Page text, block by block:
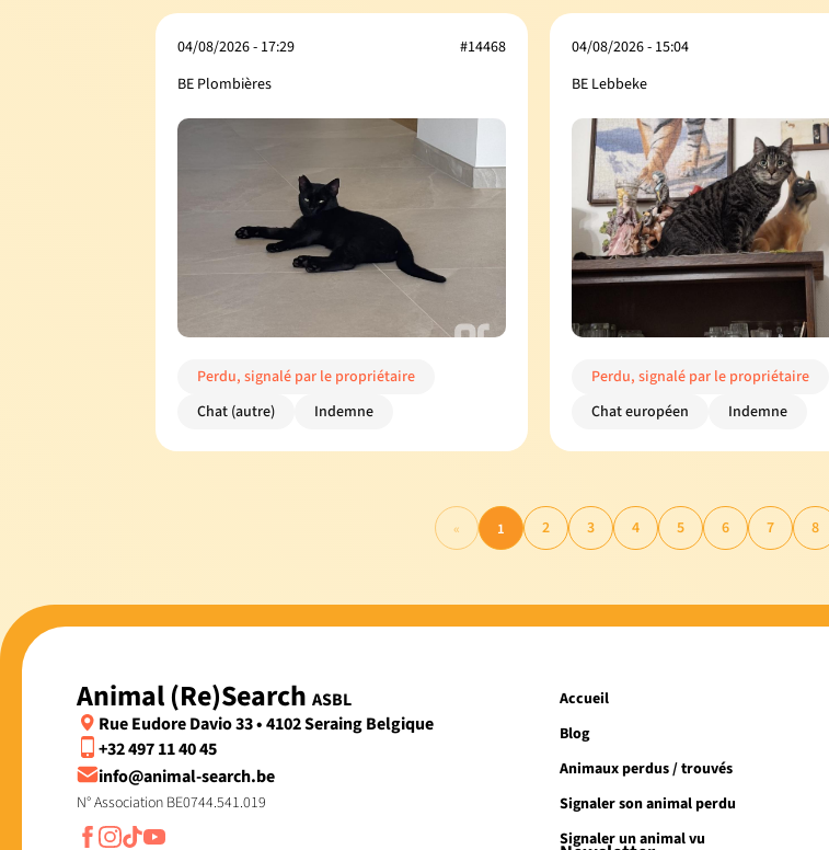
04/08/2026 - 17:29
BE Plombières
#14468
Perdu, signalé par le propriétaire
Chat (autre)
Indemne
04/08/2026 - 15:04
BE Lebbeke
Perdu, signalé par le propriétaire
Chat européen
Indemne
« 1 2 3 4 5 6 7 8
Animal (Re)Search ASBL
Rue Eudore Davio 33 • 4102 Seraing Belgique
+32 497 11 40 45
info@animal-search.be
N° Association BE0744.541.019
Accueil
Blog
Animaux perdus / trouvés
Signaler son animal perdu
Signaler un animal vu